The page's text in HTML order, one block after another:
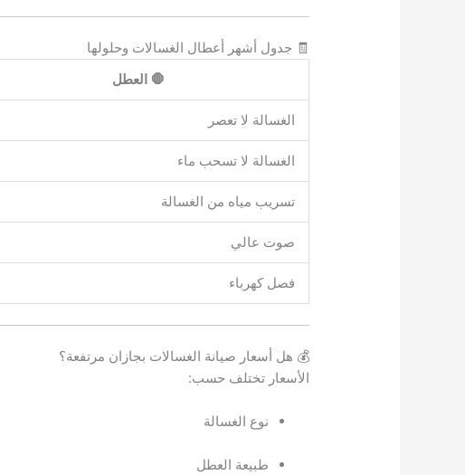
🧾 جدول أشهر أعطال الغسالات وحلولها
🛑 العطل
الغسالة لا تعصر
الغسالة لا تسحب ماء
تسريب مياه من الغسالة
صوت عالي
فصل كهرباء
💰 هل أسعار صيانة الغسالات بجازان مرتفعة؟
الأسعار تختلف حسب:
نوع الغسالة
طبيعة العطل